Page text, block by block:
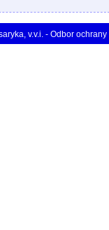
v.v.i. - Odbor